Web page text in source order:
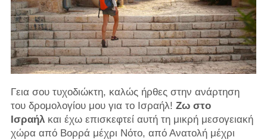
Γεια σου τυχοδιώκτη, καλώς ήρθες στην ανάρτηση
του δρομολογίου μου για το Ισραήλ! Ζω στο
Ισραήλκαι έχω επισκεφτεί αυτή τη μικρή μεσογειακή
χώρα από Βορρά μέχρι Νότο, από Ανατολή μέχρι